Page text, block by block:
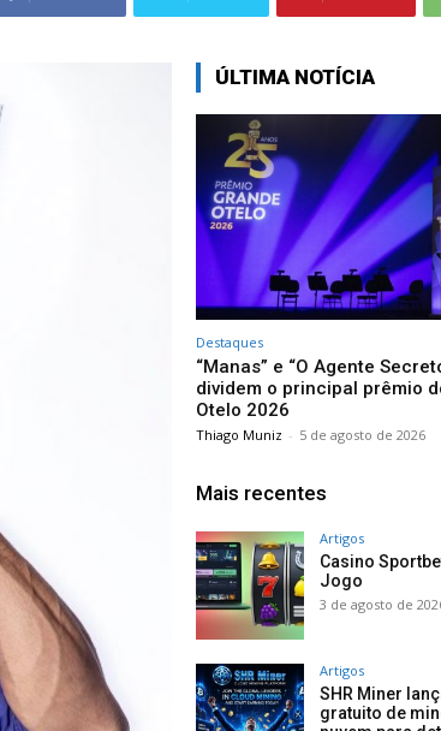
ÚLTIMA NOTÍCIA
Destaques
“Manas” e “O Agente
dividem o principal prêmio
Otelo 2026
Thiago Muniz - 5 de agosto de 2026
Mais recentes
Artigos
Casino
Jogo
3 de agosto de
Artigos
SHR Miner
gratuito de